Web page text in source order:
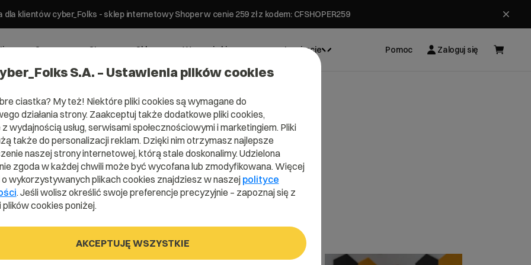
klientów cyber_Folks - sklep internetowy Shoper w cenie 259 zł z kodem: CFSHOPER259
Serwery Strony Sklepy Wsparcie biznesowe Inspiracje Pomoc Zaloguj się
istniejącej strony?
wersję
strony?
S.A. – Ustawienia plików cookies
ciastka? My też! Niektóre pliki cookies są wymagane do
działania strony. Zaakceptuj także dodatkowe pliki cookies,
wydajnością usług, serwisami społecznościowymi i marketingiem. Pliki
także do personalizacji reklam. Dzięki nim otrzymasz najlepsze
naszej strony internetowej, którą stale doskonalimy. Udzielona
zgoda w każdej chwili może być wycofana lub zmodyfikowana. Więcej
wykorzystywanych plikach cookies znajdziesz w naszej polityce
. Jeśli wolisz określić swoje preferencje precyzyjnie – zapoznaj się z
cookies poniżej.
AKCEPTUJĘ WSZYSTKIE